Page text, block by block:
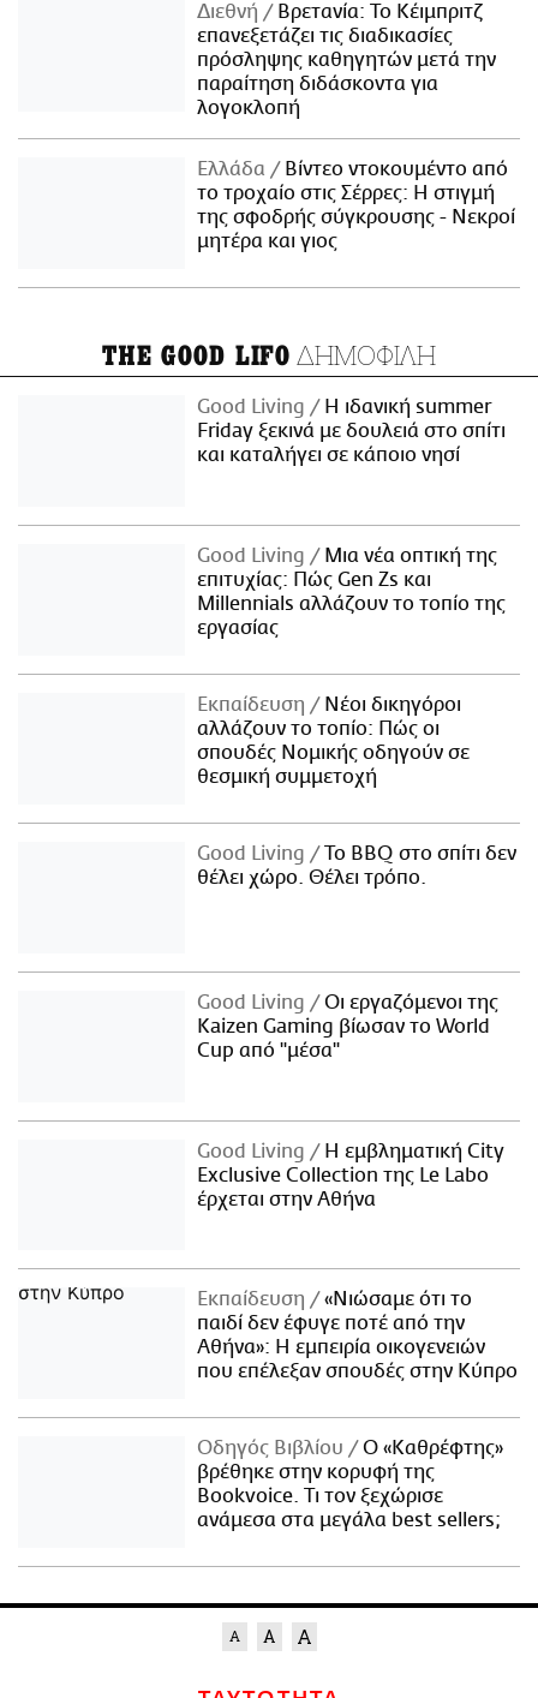
Διεθνή
Βρετανία: Το Κέιμπριτζ
επανεξετάζει τις διαδικασίες
πρόσληψης καθηγητών μετά την
παραίτηση διδάσκοντα για
λογοκλοπή
Ελλάδα
Βίντεο ντοκουμέντο από
το τροχαίο στις Σέρρες: Η στιγμή
της σφοδρής σύγκρουσης - Νεκροί
μητέρα και γιος
THE GOOD LIFO ΔΗΜΟΦΙΛΗ
Good Living
Η ιδανική summer
Friday ξεκινά με δουλειά στο σπίτι
και καταλήγει σε κάποιο νησί
Good Living
Μια νέα οπτική της
επιτυχίας: Πώς Gen Zs και
Millennials αλλάζουν το τοπίο της
εργασίας
Εκπαίδευση
Νέοι δικηγόροι
αλλάζουν το τοπίο: Πώς οι
σπουδές Νομικής οδηγούν σε
θεσμική συμμετοχή
Good Living
Το BBQ στο σπίτι δεν
θέλει χώρο. Θέλει τρόπο.
Good Living
Οι εργαζόμενοι της
Kaizen Gaming βίωσαν το World
Cup από "μέσα"
Good Living
Η εμβληματική City
Exclusive Collection της Le Labo
έρχεται στην Αθήνα
Εκπαίδευση
«Νιώσαμε ότι το
παιδί δεν έφυγε ποτέ από την
Αθήνα»: Η εμπειρία οικογενειών
που επέλεξαν σπουδές στην Κύπρο
Οδηγός Βιβλίου
Ο «Καθρέφτης»
βρέθηκε στην κορυφή της
Bookvoice. Τι τον ξεχώρισε
ανάμεσα στα μεγάλα best sellers;